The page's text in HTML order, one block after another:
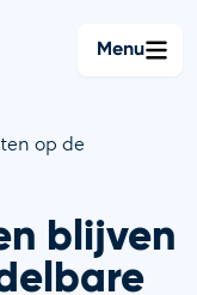
Menu
op de
blijven